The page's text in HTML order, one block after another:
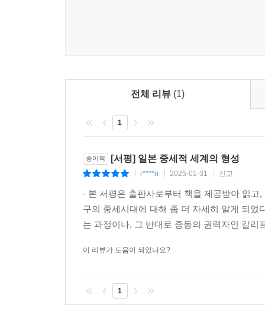
전체 리뷰 (1)
1
종이책 [서평] 일본 중세적 세계의 형성
r****n 2025-01-31 신고
- 본 서평은 출판사로부터 책을 제공받아 읽
구의 중세시대에 대해 좀 더 자세히 알게 되
는 과정이나, 그 반대로 중동의 권력자인 칼
이 리뷰가 도움이 되었나요?
1